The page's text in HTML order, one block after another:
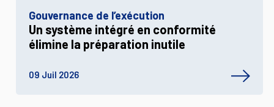
Gouvernance de l’exécution
Un système intégré en conformité
élimine la préparation inutile
09 Juil 2026